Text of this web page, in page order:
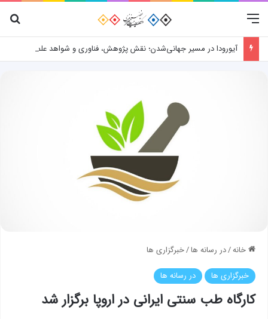
منو
آیورودا در مسیر جهانی‌شدن؛ نقش پژوهش، فناوری و شواهد علمی
خانه/در رسانه ها/خبرگزاری ها
خبرگزاری ها در رسانه ها
کارگاه طب سنتی ایرانی در اروپا برگزار شد